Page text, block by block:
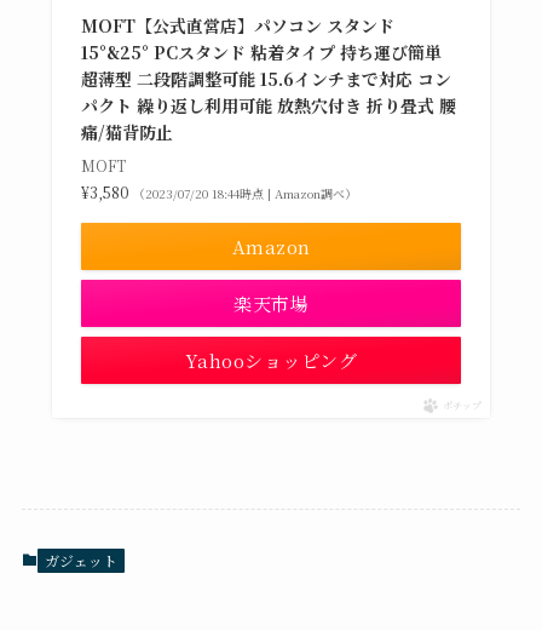
MOFT【公式直営店】パソコン スタンド
15°&25° PCスタンド 粘着タイプ 持ち運び簡単
超薄型 二段階調整可能 15.6インチまで対応 コン
パクト 繰り返し利用可能 放熱穴付き 折り畳式 腰
痛/猫背防止
MOFT
¥3,580
（2023/07/20 18:44時点 | Amazon調べ）
Amazon
楽天市場
Yahooショッピング
ポチップ
ガジェット